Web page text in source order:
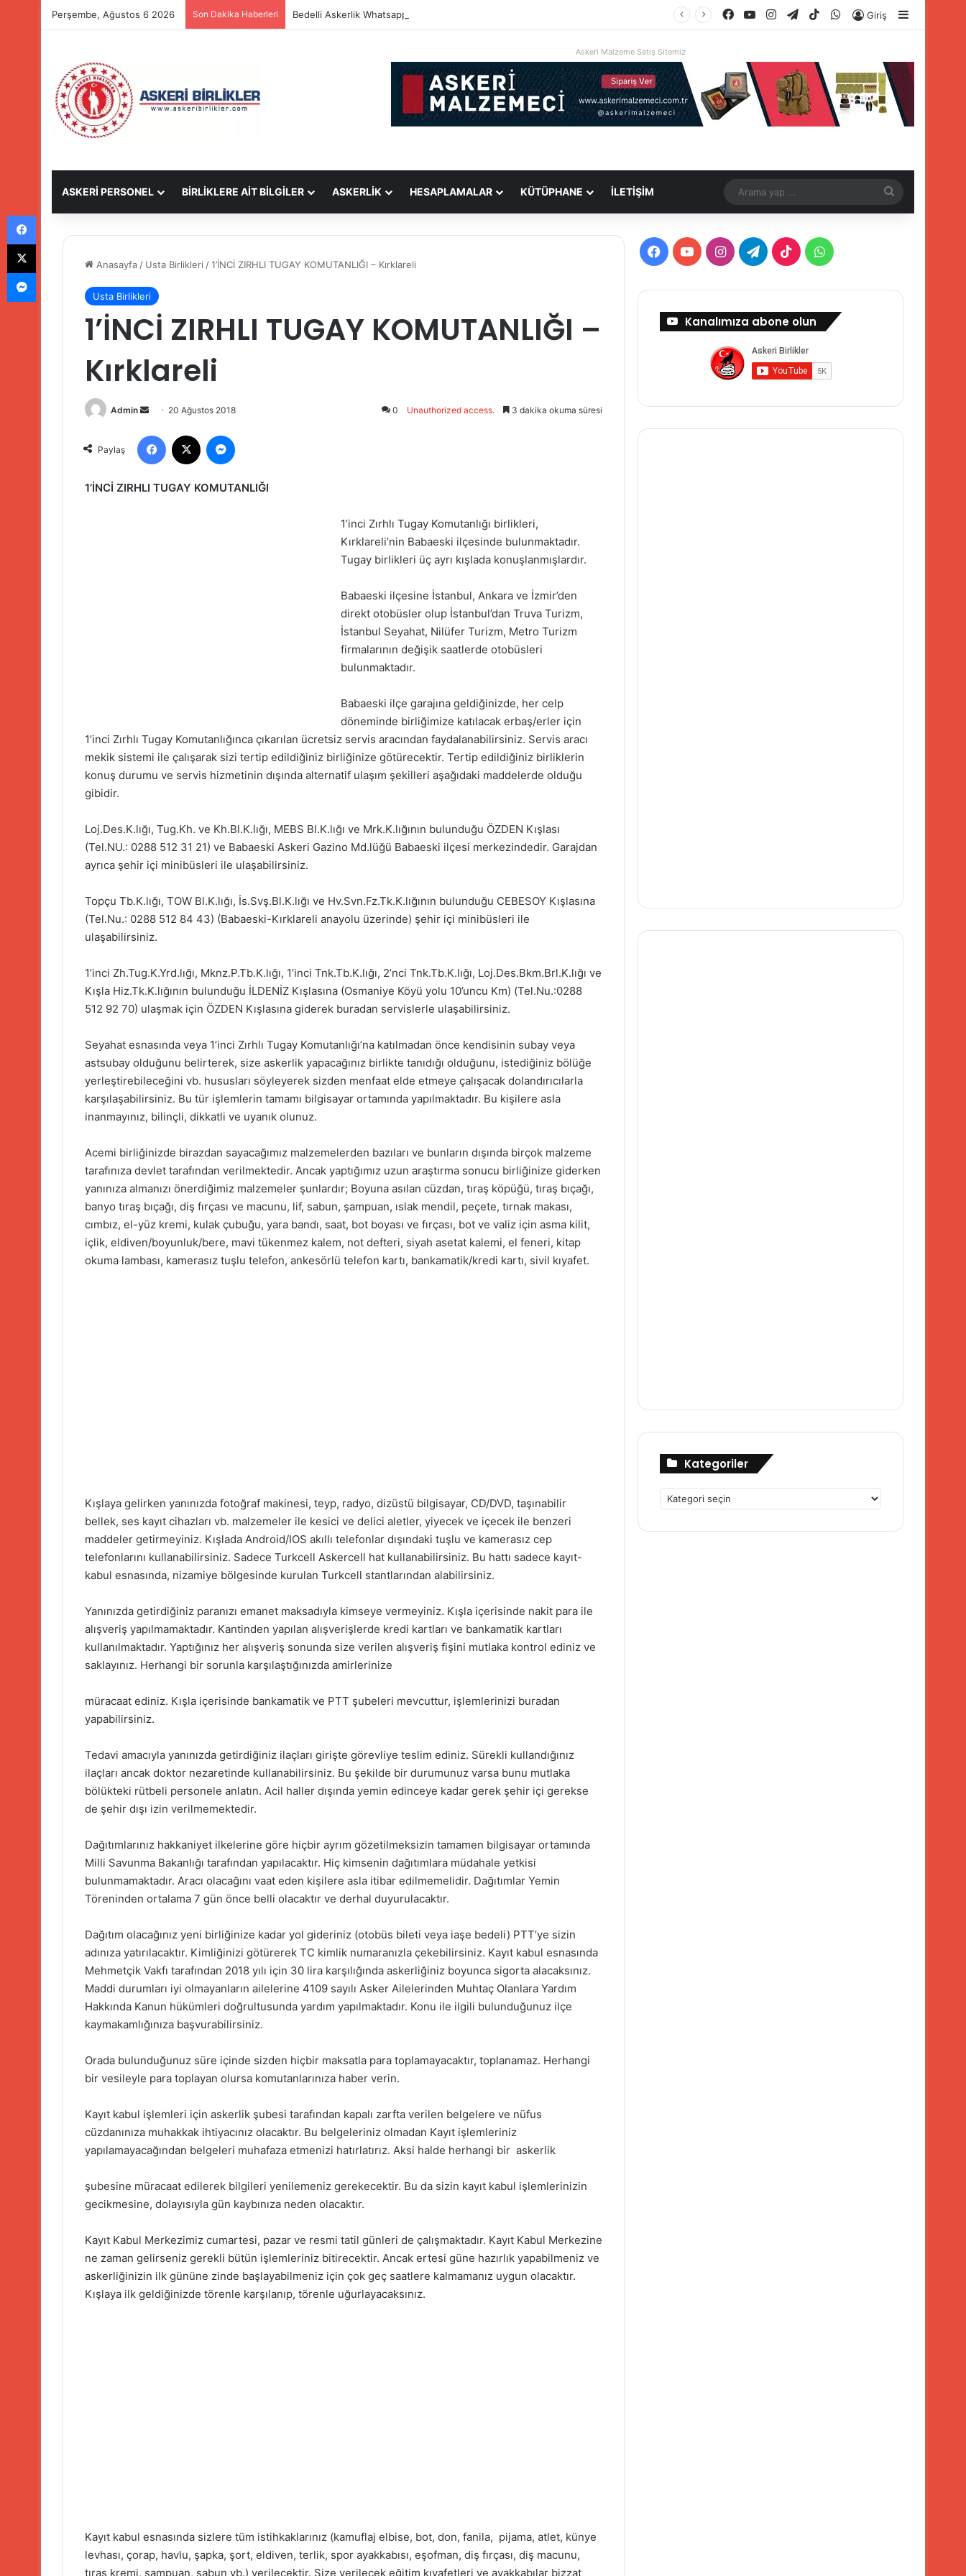
Perşembe, Ağustos 6 2026 Son Dakika Haberleri Bedelli Askerlik Whatsapp Grupları Facebook
YouTubeInstagram
TelegramTikTokWhatsApp
Giriş Kenar
Askeri Malzeme Satış Sitemiz
ASKERİ PERSONEL BİRLİKLERE AİT BİLGİLER ASKERLİK HESAPLAMALAR KÜTÜPHANE İLETİŞİM
yap
Anasayfa / Usta Birlikleri /1’İNCİ ZIRHLI TUGAY KOMUTANLIĞI – Kırklareli
Usta Birlikleri
1’İNCİ ZIRHLI TUGAY KOMUTANLIĞI –
Kırklareli
Admin
Bir
posta
göndermek
20 Ağustos 2018 0 Unauthorized access. 3 dakika okuma süresi
Paylaş
Facebook
1’İNCİ ZIRHLI TUGAY KOMUTANLIĞI
1’inci Zırhlı Tugay Komutanlığı birlikleri,
Kırklareli’nin Babaeski ilçesinde bulunmaktadır.
Tugay birlikleri üç ayrı kışlada konuşlanmışlardır.
Babaeski ilçesine İstanbul, Ankara ve İzmir’den
direkt otobüsler olup İstanbul’dan Truva Turizm,
İstanbul Seyahat, Nilüfer Turizm, Metro Turizm
firmalarının değişik saatlerde otobüsleri
bulunmaktadır.
Babaeski ilçe garajına geldiğinizde, her celp
döneminde birliğimize katılacak erbaş/erler için
1’inci Zırhlı Tugay Komutanlığınca çıkarılan ücretsiz servis aracından faydalanabilirsiniz. Servis aracı
mekik sistemi ile çalışarak sizi tertip edildiğiniz birliğinize götürecektir. Tertip edildiğiniz birliklerin
konuş durumu ve servis hizmetinin dışında alternatif ulaşım şekilleri aşağıdaki maddelerde olduğu
gibidir.
Loj.Des.K.lığı, Tug.Kh. ve Kh.Bl.K.lığı, MEBS Bl.K.lığı ve Mrk.K.lığının bulunduğu ÖZDEN Kışlası
(Tel.NU.: 0288 512 31 21) ve Babaeski Askeri Gazino Md.lüğü Babaeski ilçesi merkezindedir. Garajdan
ayrıca şehir içi minibüsleri ile ulaşabilirsiniz.
Topçu Tb.K.lığı, TOW Bl.K.lığı, İs.Svş.Bl.K.lığı ve Hv.Svn.Fz.Tk.K.lığının bulunduğu CEBESOY Kışlasına
(Tel.Nu.: 0288 512 84 43) (Babaeski-Kırklareli anayolu üzerinde) şehir içi minibüsleri ile
ulaşabilirsiniz.
1’inci Zh.Tug.K.Yrd.lığı, Mknz.P.Tb.K.lığı, 1’inci Tnk.Tb.K.lığı, 2’nci Tnk.Tb.K.lığı, Loj.Des.Bkm.Brl.K.lığı ve
Kışla Hiz.Tk.K.lığının bulunduğu İLDENİZ Kışlasına (Osmaniye Köyü yolu 10’uncu Km) (Tel.Nu.:0288
512 92 70) ulaşmak için ÖZDEN Kışlasına giderek buradan servislerle ulaşabilirsiniz.
Seyahat esnasında veya 1’inci Zırhlı Tugay Komutanlığı’na katılmadan önce kendisinin subay veya
astsubay olduğunu belirterek, size askerlik yapacağınız birlikte tanıdığı olduğunu, istediğiniz bölüğe
yerleştirebileceğini vb. hususları söyleyerek sizden menfaat elde etmeye çalışacak dolandırıcılarla
karşılaşabilirsiniz. Bu tür işlemlerin tamamı bilgisayar ortamında yapılmaktadır. Bu kişilere asla
inanmayınız, bilinçli, dikkatli ve uyanık olunuz.
Acemi birliğinizde birazdan sayacağımız malzemelerden bazıları ve bunların dışında birçok malzeme
tarafınıza devlet tarafından verilmektedir. Ancak yaptığımız uzun araştırma sonucu birliğinize giderken
yanınıza almanızı önerdiğimiz malzemeler şunlardır; Boyuna asılan cüzdan, tıraş köpüğü, tıraş bıçağı,
banyo tıraş bıçağı, diş fırçası ve macunu, lif, sabun, şampuan, ıslak mendil, peçete, tırnak makası,
cımbız, el-yüz kremi, kulak çubuğu, yara bandı, saat, bot boyası ve fırçası, bot ve valiz için asma kilit,
içlik, eldiven/boyunluk/bere, mavi tükenmez kalem, not defteri, siyah asetat kalemi, el feneri, kitap
okuma lambası, kamerasız tuşlu telefon, ankesörlü telefon kartı, bankamatik/kredi kartı, sivil kıyafet.
Kışlaya gelirken yanınızda fotoğraf makinesi, teyp, radyo, dizüstü bilgisayar, CD/DVD, taşınabilir
bellek, ses kayıt cihazları vb. malzemeler ile kesici ve delici aletler, yiyecek ve içecek ile benzeri
maddeler getirmeyiniz. Kışlada Android/IOS akıllı telefonlar dışındaki tuşlu ve kamerasız cep
telefonlarını kullanabilirsiniz. Sadece Turkcell Askercell hat kullanabilirsiniz. Bu hattı sadece kayıt-
kabul esnasında, nizamiye bölgesinde kurulan Turkcell stantlarından alabilirsiniz.
Yanınızda getirdiğiniz paranızı emanet maksadıyla kimseye vermeyiniz. Kışla içerisinde nakit para ile
alışveriş yapılmamaktadır. Kantinden yapılan alışverişlerde kredi kartları ve bankamatik kartları
kullanılmaktadır. Yaptığınız her alışveriş sonunda size verilen alışveriş fişini mutlaka kontrol ediniz ve
saklayınız. Herhangi bir sorunla karşılaştığınızda amirlerinize
müracaat ediniz. Kışla içerisinde bankamatik ve PTT şubeleri mevcuttur, işlemlerinizi buradan
yapabilirsiniz.
Tedavi amacıyla yanınızda getirdiğiniz ilaçları girişte görevliye teslim ediniz. Sürekli kullandığınız
ilaçları ancak doktor nezaretinde kullanabilirsiniz. Bu şekilde bir durumunuz varsa bunu mutlaka
bölükteki rütbeli personele anlatın. Acil haller dışında yemin edinceye kadar gerek şehir içi gerekse
de şehir dışı izin verilmemektedir.
Dağıtımlarınız hakkaniyet ilkelerine göre hiçbir ayrım gözetilmeksizin tamamen bilgisayar ortamında
Milli Savunma Bakanlığı tarafından yapılacaktır. Hiç kimsenin dağıtımlara müdahale yetkisi
bulunmamaktadır. Aracı olacağını vaat eden kişilere asla itibar edilmemelidir. Dağıtımlar Yemin
Töreninden ortalama 7 gün önce belli olacaktır ve derhal duyurulacaktır.
Dağıtım olacağınız yeni birliğinize kadar yol gideriniz (otobüs bileti veya iaşe bedeli) PTT’ye sizin
adınıza yatırılacaktır. Kimliğinizi götürerek TC kimlik numaranızla çekebilirsiniz. Kayıt kabul esnasında
Mehmetçik Vakfı tarafından 2018 yılı için 30 lira karşılığında askerliğiniz boyunca sigorta alacaksınız.
Maddi durumları iyi olmayanların ailelerine 4109 sayılı Asker Ailelerinden Muhtaç Olanlara Yardım
Hakkında Kanun hükümleri doğrultusunda yardım yapılmaktadır. Konu ile ilgili bulunduğunuz ilçe
kaymakamlığınıza başvurabilirsiniz.
Orada bulunduğunuz süre içinde sizden hiçbir maksatla para toplamayacaktır, toplanamaz. Herhangi
bir vesileyle para toplayan olursa komutanlarınıza haber verin.
Kayıt kabul işlemleri için askerlik şubesi tarafından kapalı zarfta verilen belgelere ve nüfus
cüzdanınıza muhakkak ihtiyacınız olacaktır. Bu belgeleriniz olmadan Kayıt işlemleriniz
yapılamayacağından belgeleri muhafaza etmenizi hatırlatırız. Aksi halde herhangi bir askerlik
şubesine müracaat edilerek bilgileri yenilemeniz gerekecektir. Bu da sizin kayıt kabul işlemlerinizin
gecikmesine, dolayısıyla gün kaybınıza neden olacaktır.
Kayıt Kabul Merkezimiz cumartesi, pazar ve resmi tatil günleri de çalışmaktadır. Kayıt Kabul Merkezine
ne zaman gelirseniz gerekli bütün işlemleriniz bitirecektir. Ancak ertesi güne hazırlık yapabilmeniz ve
askerliğinizin ilk gününe zinde başlayabilmeniz için çok geç saatlere kalmamanız uygun olacaktır.
Kışlaya ilk geldiğinizde törenle karşılanıp, törenle uğurlayacaksınız.
Kayıt kabul esnasında sizlere tüm istihkaklarınız (kamuflaj elbise, bot, don, fanila, pijama, atlet, künye
levhası, çorap, havlu, şapka, şort, eldiven, terlik, spor ayakkabısı, eşofman, diş fırçası, diş macunu,
tıraş kremi, şampuan, sabun vb.) verilecektir. Size verilecek eğitim kıyafetleri ve ayakkabılar bizzat
Facebook
YouTubeInstagramTelegramTikTokWhatsApp
Kanalımıza abone olun
Kategoriler
Kategoriler
Facebook
X
Messenger